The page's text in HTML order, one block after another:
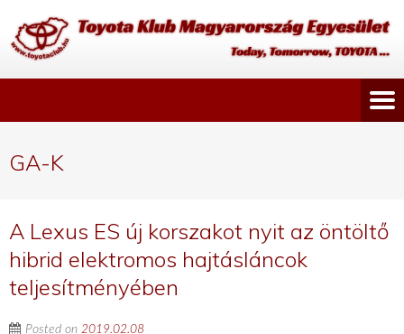
GA-K
A Lexus ES új korszakot nyit az öntöltő
hibrid elektromos hajtásláncok
teljesítményében
Posted on 2019.02.08